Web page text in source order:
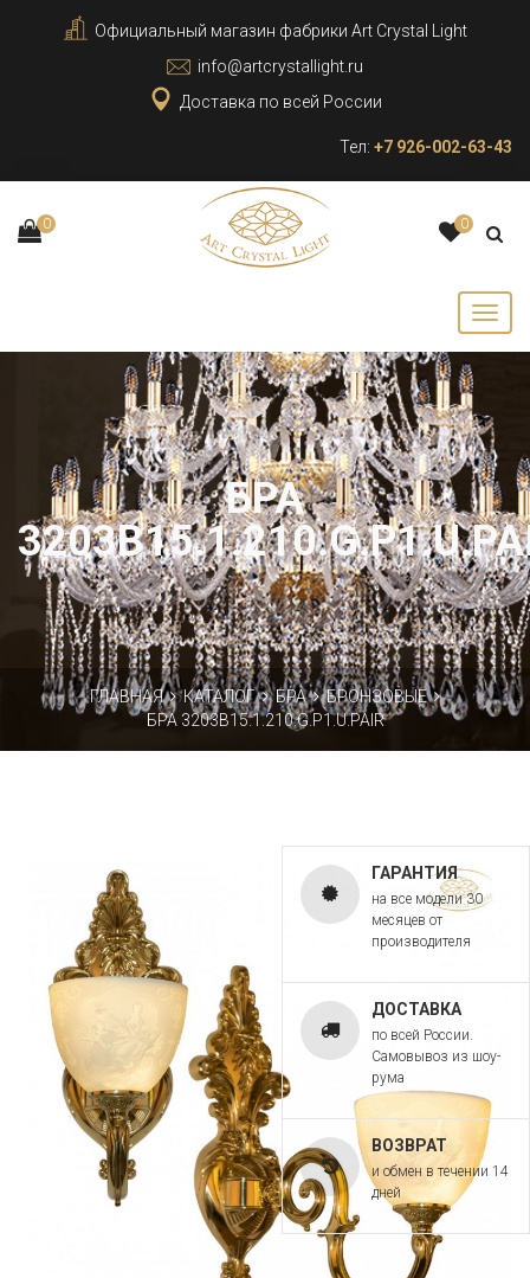
Официальный магазин фабрики Art Crystal Light
info@artcrystallight.ru
Доставка по всей России
Тел: +7 926-002-63-43
0 0
БРА
ГЛАВНАЯ КАТАЛОГ БРА
БРОНЗОВЫЕ
БРА 3203B15.1.210.G.P1.U.PAIR
ГАРАНТИЯ
на все модели 30
месяцев от
производителя
ДОСТАВКА
по всей России.
Самовывоз из шоу-
рума
ВОЗВРАТ
и обмен в течении 14
дней